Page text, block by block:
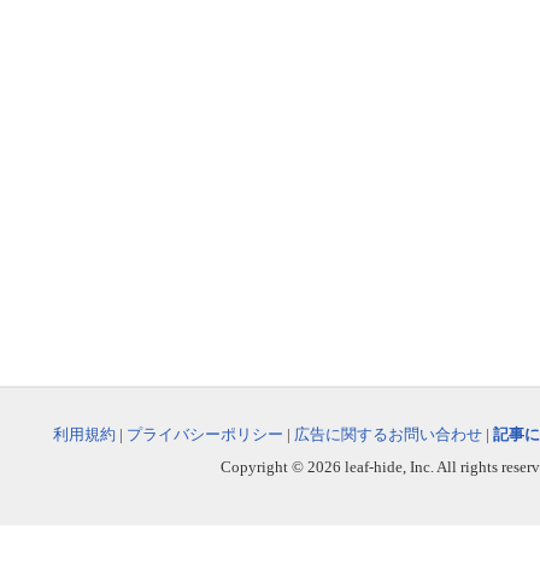
利用規約 | プライバシーポリシー | 広告に関するお問い合わせ | 記事
Copyright © 2026 leaf-hide, Inc. All rights